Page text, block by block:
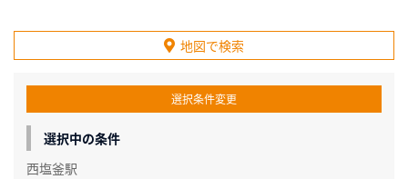
地図で検索
選択条件変更
選択中の条件
西塩釜駅